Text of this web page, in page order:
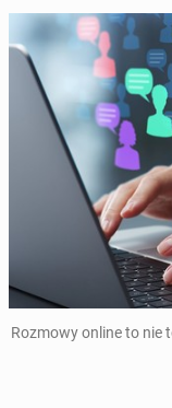
Rozmowy online to nie